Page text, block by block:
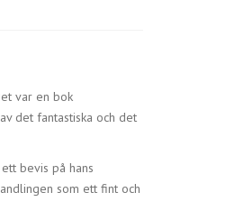
var en bok
det fantastiska och det
bevis på hans
som ett fint och